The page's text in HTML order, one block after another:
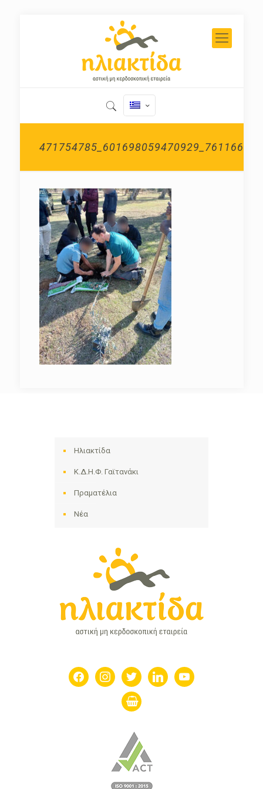
Ηλιακτίδα
Κ.Δ.Η.Φ. Γαϊτανάκι
Πραματέλια
Νέα
facebookinstagramtwitter linkedin youtube
shopping-
basket